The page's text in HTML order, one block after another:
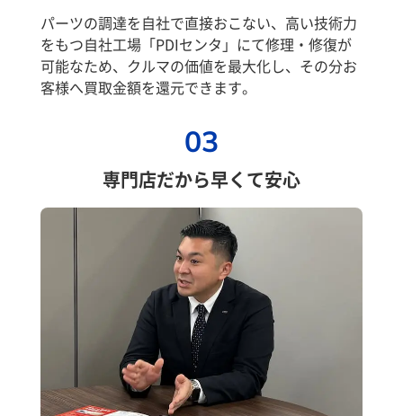
パーツの調達を自社で直接おこない、高い技術力
をもつ自社工場「PDIセンタ」にて修理・修復が
可能なため、クルマの価値を最大化し、その分お
客様へ買取金額を還元できます。
03
専門店だから早くて安心